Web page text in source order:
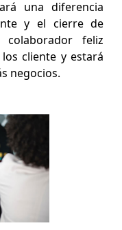
una diferencia
y el cierre de
feliz
cliente y estará
negocios.